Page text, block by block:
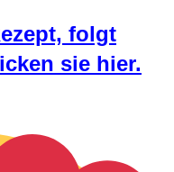
folgt
sie hier.